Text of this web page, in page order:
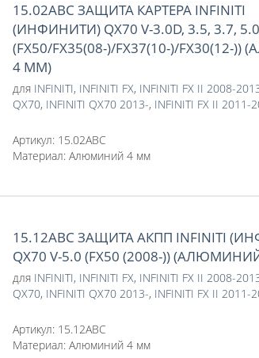
15.02ABC ЗАЩИТА КАРТЕРА INFINITI
(ИНФИНИТИ) QX70 V-3.0D, 3.5, 3.7, 5.0
(FX50/FX35(08-)/FX37(10-)/FX30(12-
4 ММ)
для INFINITI, INFINITI FX, INFINITI FX II 2008-
QX70, INFINITI QX70 2013-, INFINITI FX II 2011-
Артикул: 15.02ABC
Материал: Алюминий 4 мм
15.12ABC ЗАЩИТА АКПП INFINITI
QX70 V-5.0 (FX50 (2008-))
для INFINITI, INFINITI FX, INFINITI FX II 2008-
QX70, INFINITI QX70 2013-, INFINITI FX II 2011-
Артикул: 15.12ABC
Материал: Алюминий 4 мм